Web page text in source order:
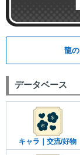
龍
データベース
キャラ｜交流/好物